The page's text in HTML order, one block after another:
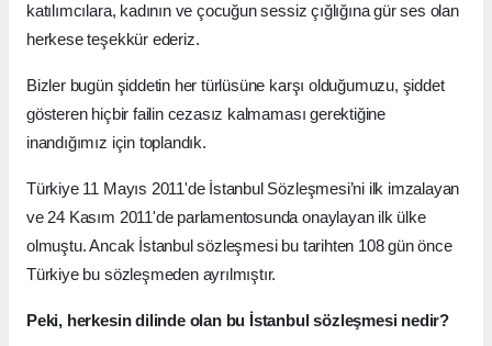
katılımcılara, kadının ve çocuğun sessiz çığlığına gür ses olan
herkese teşekkür ederiz.
Bizler bugün şiddetin her türlüsüne karşı olduğumuzu, şiddet
gösteren hiçbir failin cezasız kalmaması gerektiğine
inandığımız için toplandık.
Türkiye 11 Mayıs 2011'de İstanbul Sözleşmesi’ni ilk imzalayan
ve 24 Kasım 2011'de parlamentosunda onaylayan ilk ülke
olmuştu. Ancak İstanbul sözleşmesi bu tarihten 108 gün önce
Türkiye bu sözleşmeden ayrılmıştır.
Peki, herkesin dilinde olan bu İstanbul sözleşmesi nedir?